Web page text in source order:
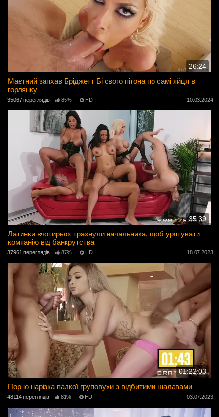
26:24
Маєтний запхав Бріджетт Бі свого пітона по самі яйця в
горлянку
35067 переглядів 85% HD 10.03.2024
35:39
Латинки вчотирьох трахнули начальника, щоб урятувати
компанію від банкрутства
37961 переглядів 87% HD 18.07.2023
01:22:03
Порно нарізка палкої груповухи з відбитими шалавами
48114 переглядів 81% HD 03.07.2023